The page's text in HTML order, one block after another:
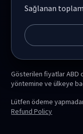
Sağlanan toplam
Gösterilen fiyatlar ABD
yöntemine ve ülkeye
Lütfen ödeme
Refund Policy